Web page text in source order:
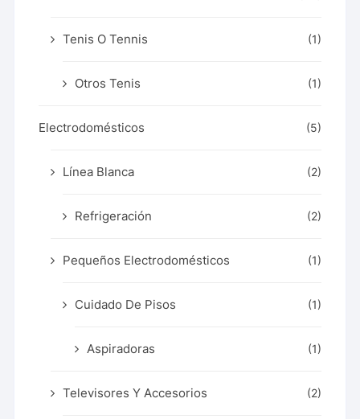
Tenis O Tennis (1)
Otros Tenis (1)
Electrodomésticos (5)
Línea Blanca (2)
Refrigeración (2)
Pequeños Electrodomésticos (1)
Cuidado De Pisos (1)
Aspiradoras (1)
Televisores Y Accesorios (2)